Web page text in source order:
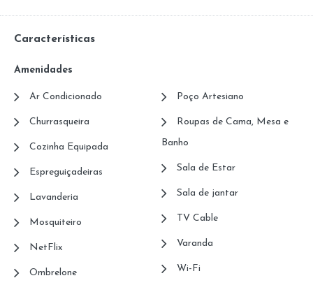
Características
Amenidades
Ar Condicionado
Churrasqueira
Cozinha Equipada
Espreguiçadeiras
Lavanderia
Mosquiteiro
NetFlix
Ombrelone
Poço Artesiano
Roupas de Cama, Mesa e
Banho
Sala de Estar
Sala de jantar
TV Cable
Varanda
Wi-Fi